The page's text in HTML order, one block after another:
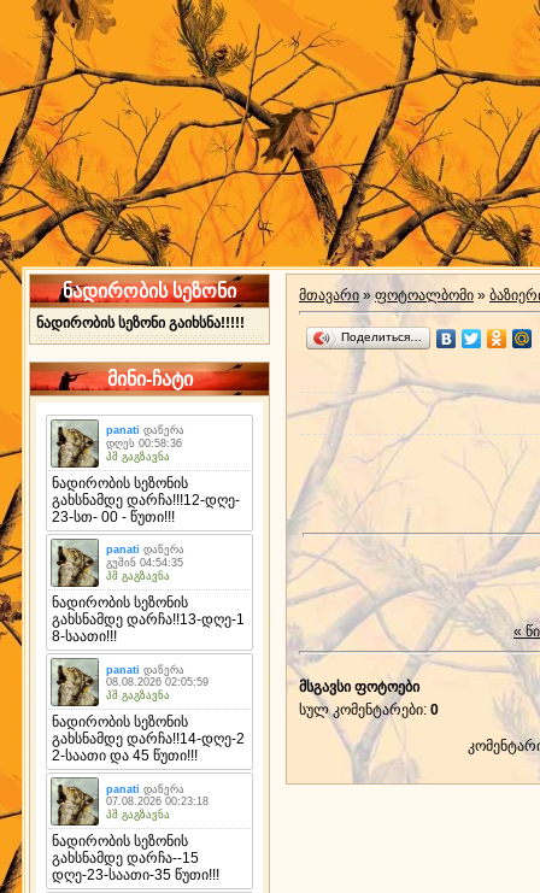
ნადირობის სეზონი
ნადირობის სეზონი გაიხსნა!!!!!
მინი-ჩატი
მთავარი » ფოტოალბომი »
Поделиться…
«
მსგავსი ფოტოები
სულ კომენტარები: 0